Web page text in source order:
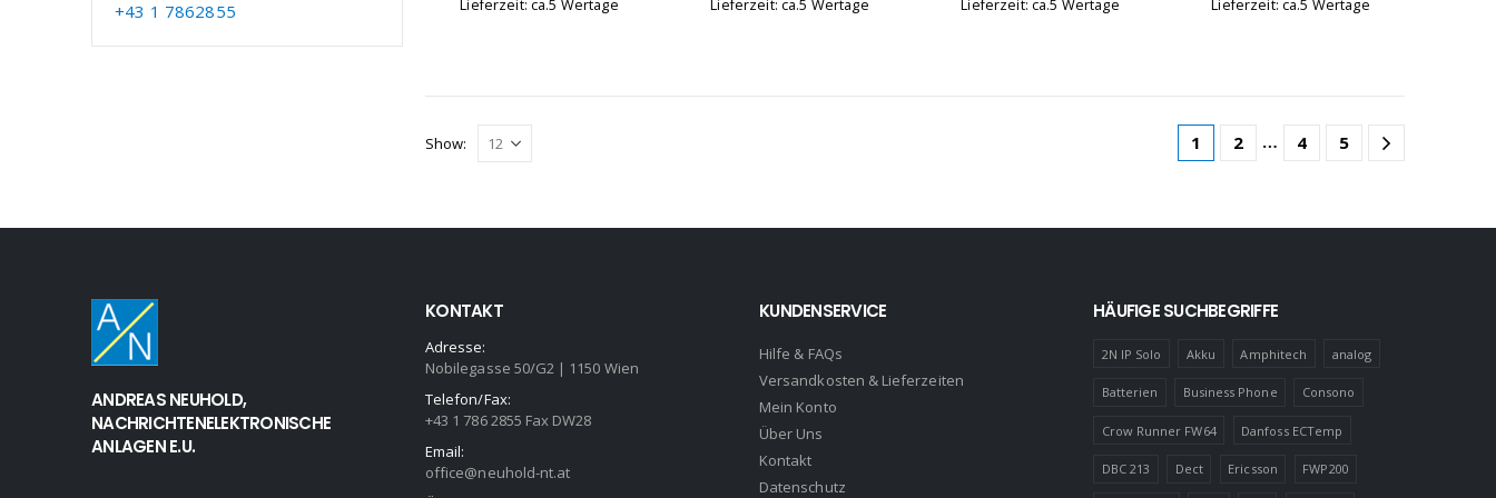
Lieferzeit: ca.5 Wertage Lieferzeit: ca.5 Wertage Lieferzeit: ca.5 Wertage Lieferzeit: ca.5 Wertage
Show: 1 2 … 4 5
+43 1 7862855
ANDREAS NEUHOLD,
NACHRICHTENELEKTRONISCHE
ANLAGEN E.U.
KONTAKT
Adresse:
Nobilegasse 50/G2 | 1150 Wien
Telefon/Fax:
+43 1 786 2855 Fax DW28
Email:
office@neuhold-nt.at
KUNDENSERVICE
Hilfe & FAQs
Versandkosten & Lieferzeiten
Mein Konto
Über Uns
Kontakt
Datenschutz
HÄUFIGE SUCHBEGRIFFE
2N IP Solo Akku Amphitech analog
Batterien Business Phone Consono
Crow Runner FW64 Danfoss ECTemp
DBC 213 Dect Ericsson FWP200